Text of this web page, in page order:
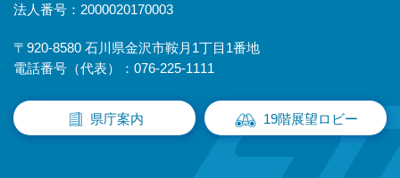
法人番号：2000020170003
〒920-8580 石川県金沢市鞍月1丁目1番地
電話番号（代表）：076-225-1111
県庁案内 19階展望ロビー